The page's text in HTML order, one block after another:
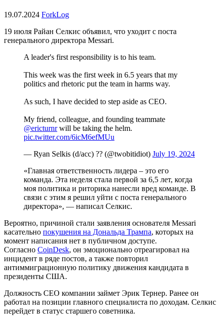
19.07.2024 ForkLog
19 июля Райан Селкис объявил, что уходит с поста
генерального директора Messari.
A leader's first responsibility is to his team.
This week was the first week in 6.5 years that my
politics and rhetoric put the team in harms way.
As such, I have decided to step aside as CEO.
My friend, colleague, and founding teammate
@ericturnrwill be taking the helm.
pic.twitter.com/6icM6efMUu
— Ryan Selkis (d/acc) ?? (@twobitidiot) July 19, 2024
«Главная ответственность лидера – это его
команда. Эта неделя стала первой за 6,5 лет, когда
моя политика и риторика нанесли вред команде. В
связи с этим я решил уйти с поста генерального
директора», — написал Селкис.
Вероятно, причиной стали заявления основателя Messari
касательно покушения на Дональда Трампа, которых на
момент написания нет в публичном доступе.
Согласно CoinDesk, он эмоционально отреагировал на
инцидент в ряде постов, а также повторил
антиммиграционную политику движения кандидата в
президенты США.
Должность CEO компании займет Эрик Тернер. Ранее он
работал на позиции главного специалиста по доходам. Селкис
перейдет в статус старшего советника.